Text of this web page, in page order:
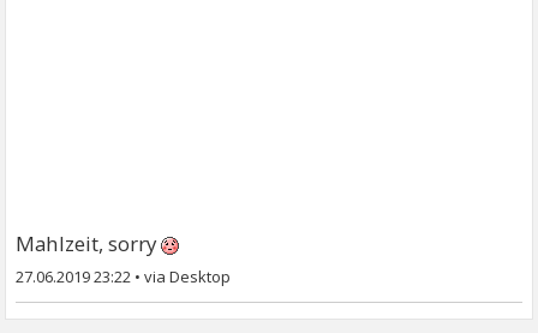
Mahlzeit, sorry
27.06.2019 23:22 •